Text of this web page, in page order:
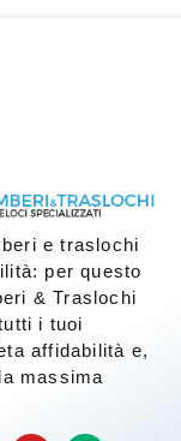
e traslochi
per questo
& Traslochi
i tuoi
affidabilità e,
massima